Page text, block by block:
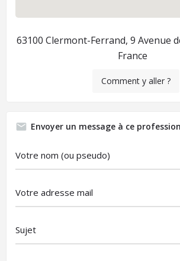
63100 Clermont-Ferrand, 9 Avenue
France
Comment y aller ?
Envoyer un message à ce